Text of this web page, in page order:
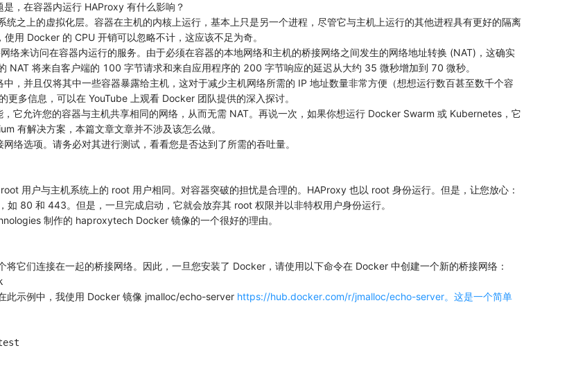
，在容器内运行 HAProxy 有什么影响？
统之上的虚拟化层。容器在主机的内核上运行，基本上只是另一个进程，尽管它与主机上运行的其他进程具有更好的隔离
用 Docker 的 CPU 开销可以忽略不计，这应该不足为奇。
络来访问在容器内运行的服务。由于必须在容器的本地网络和主机的桥接网络之间发生的网络地址转换 (NAT)，这确实
NAT 将来自客户端的 100 字节请求和来自应用程序的 200 字节响应的延迟从大约 35 微秒增加到 70 微秒。
，并且仅将其中一些容器暴露给主机，这对于减少主机网络所需的 IP 地址数量非常方便（想想运行数百甚至数千个容
多信息，可以在 YouTube 上观看 Docker 团队提供的深入探讨。
它允许您的容器与主机共享相同的网络，从而无需 NAT。再说一次，如果你想运行 Docker Swarm 或 Kubernetes，它
有解决方案，本篇文章文章并不涉及该怎么做。
络选项。请务必对其进行测试，看看您是否达到了所需的吞吐量。
用户与主机系统上的 root 用户相同。对容器突破的担忧是合理的。HAProxy 也以 root 身份运行。但是，让您放心：
80 和 443。但是，一旦完成启动，它就会放弃其 root 权限并以非特权用户身份运行。
制作的 haproxytech Docker 镜像的一个很好的理由。
它们连接在一起的桥接网络。因此，一旦您安装了 Docker，请使用以下命令在 Docker 中创建一个新的桥接网络：
此示例中，我使用 Docker 镜像 jmalloc/echo-server https://hub.docker.com/r/jmalloc/echo-server。这是一个简单